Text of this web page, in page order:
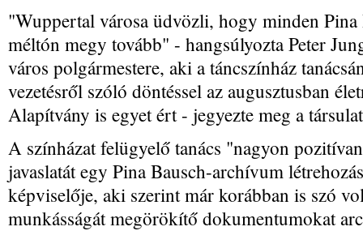
"Wuppertal városa üdvözli, hogy minden Pina
méltón megy tovább" - hangsúlyozta Peter
város polgármestere, aki a táncszínház
vezetésről szóló döntéssel az augusztusban
Alapítvány is egyet ért - jegyezte meg a
A színházat felügyelő tanács "nagyon
javaslatát egy Pina Bausch-archívum
képviselője, aki szerint már korábban is szó
munkásságát megörökítő dokumentumokat